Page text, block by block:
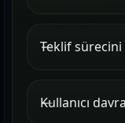
Teklif
Kullanıcı